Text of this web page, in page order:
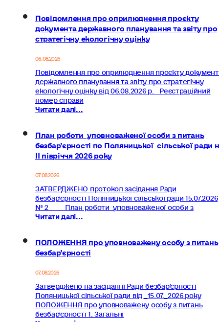
Повідомлення про оприлюднення проєкту
документа державного планування та звіту про
стратегічну екологічну оцінку
06.08.2026
Повідомлення про оприлюднення проєкту
державного планування та звіту про стратегічну
екологічну оцінку від 06.08.2026 р. Реєстраційний
номер справи
Читати далі...
План роботи уповноваженої особи з питань
безбар’єрності по Поляницької сільської ради
ІІ півріччя 2026 року
07.08.2026
ЗАТВЕРДЖЕНО протокол засідання Ради
безбар’єрності Поляницької сільської ради 15.07.2026
№ 2 План роботи уповноваженої особи з
Читати далі...
ПОЛОЖЕННЯ про уповноважену особу з питань
безбар’єрності
07.08.2026
Затверджено на засіданні Ради безбар’єрності
Поляницької сільської ради від _15.07._2026 року
ПОЛОЖЕННЯ про уповноважену особу з питань
безбар’єрності 1. Загальні